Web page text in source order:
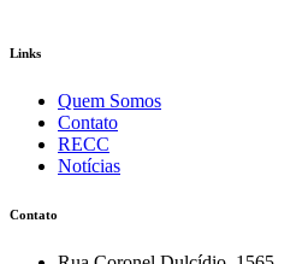
Links
Quem Somos
Contato
RECC
Notícias
Contato